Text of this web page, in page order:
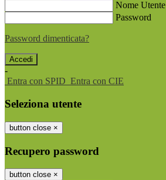
Nome Utente
Password
Password dimenticata?
-
Entra con SPID Entra con CIE
Seleziona utente
button close ×
Recupero password
button close ×